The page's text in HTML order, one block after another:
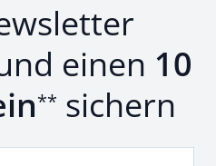
einen 10
** sichern